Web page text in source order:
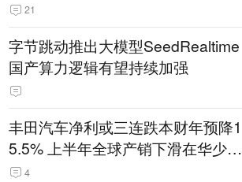
21
字节跳动推出大模型SeedRealtime
国产算力逻辑有望持续加强
丰田汽车净利或三连跌本财年预降1
5.5% 上半年全球产销下滑在华少卖
14.3万辆
4